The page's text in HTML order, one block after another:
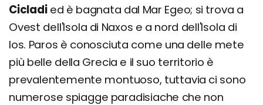
Cicladied è bagnata dal Mar Egeo; si trova a
Ovest dell'Isola di Naxos e a nord dell'Isola di
Ios. Paros è conosciuta come una delle mete
più belle della Grecia e il suo territorio è
prevalentemente montuoso, tuttavia ci sono
numerose spiagge paradisiache che non